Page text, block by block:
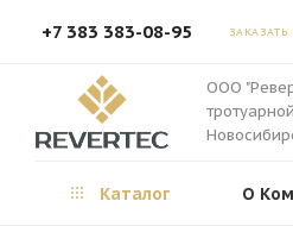
+7 383 383-08-95 ЗАКАЗАТЬ
ООО
Каталог О